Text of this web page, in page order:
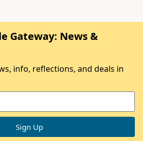
Gateway: News &
info, reflections, and deals in